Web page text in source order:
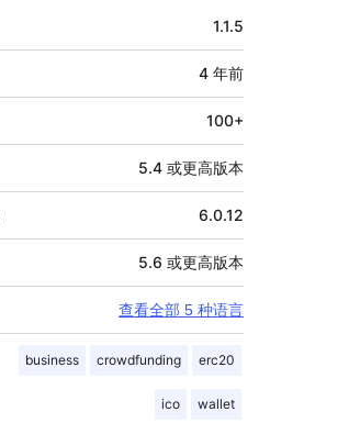
1.1.5
4 年前
100+
5.4 或更高版本
6.0.12
5.6 或更高版本
查看全部 5 种语言
business crowdfunding erc20
ico wallet